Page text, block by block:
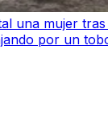
una mujer
por un